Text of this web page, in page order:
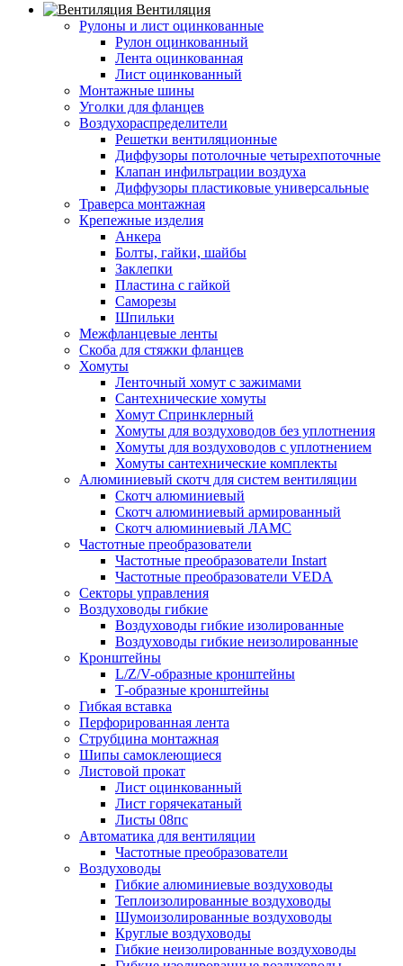
Вентиляция
Рулоны и лист оцинкованные
Рулон оцинкованный
Лента оцинкованная
Лист оцинкованный
Монтажные шины
Уголки для фланцев
Воздухораспределители
Решетки вентиляционные
Диффузоры потолочные четырехпоточные
Клапан инфильтрации воздуха
Диффузоры пластиковые универсальные
Траверса монтажная
Крепежные изделия
Анкера
Болты, гайки, шайбы
Заклепки
Пластина с гайкой
Саморезы
Шпильки
Межфланцевые ленты
Скоба для стяжки фланцев
Хомуты
Ленточный хомут с зажимами
Сантехнические хомуты
Хомут Спринклерный
Хомуты для воздуховодов без уплотнения
Хомуты для воздуховодов с уплотнением
Хомуты сантехнические комплекты
Алюминиевый скотч для систем вентиляции
Скотч алюминиевый
Скотч алюминиевый армированный
Скотч алюминиевый ЛАМС
Частотные преобразователи
Частотные преобразователи Instart
Частотные преобразователи VEDA
Секторы управления
Воздуховоды гибкие
Воздуховоды гибкие изолированные
Воздуховоды гибкие неизолированные
Кронштейны
L/Z/V-образные кронштейны
Т-образные кронштейны
Гибкая вставка
Перфорированная лента
Струбцина монтажная
Шипы самоклеющиеся
Листовой прокат
Лист оцинкованный
Лист горячекатаный
Листы 08пс
Автоматика для вентиляции
Частотные преобразователи
Воздуховоды
Гибкие алюминиевые воздуховоды
Теплоизолированные воздуховоды
Шумоизолированные воздуховоды
Круглые воздуховоды
Гибкие неизолированные воздуховоды